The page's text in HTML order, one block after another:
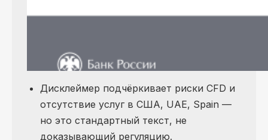
Дисклеймер подчёркивает риски CFD и
отсутствие услуг в США, UAE, Spain —
но это стандартный текст, не
доказывающий регуляцию.